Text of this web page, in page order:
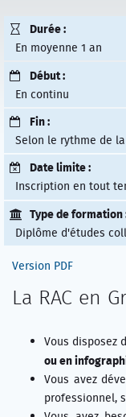
Durée :
En moyenne 1 an
Début :
En continu
Fin :
Selon le rythme de
Date limite :
Inscription en tout
Type de formation
Diplôme d'études
Version PDF
La RAC en
Vous disposez
ou en
Vous avez
professionnel,